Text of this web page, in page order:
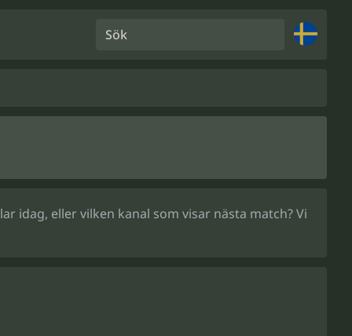
Sök
idag, eller vilken kanal som visar nästa match? Vi